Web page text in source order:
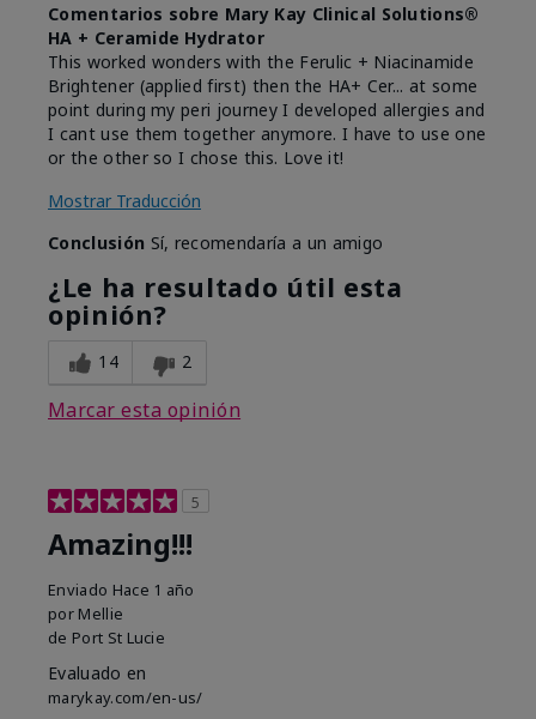
Comentarios sobre Mary Kay Clinical Solutions®
HA + Ceramide Hydrator
This worked wonders with the Ferulic + Niacinamide
Brightener (applied first) then the HA+ Cer... at some
point during my peri journey I developed allergies and
I cant use them together anymore. I have to use one
or the other so I chose this. Love it!
Mostrar Traducción
Conclusión Sí, recomendaría a un amigo
¿Le ha resultado útil esta
opinión?
14 2
Marcar esta opinión
5
Amazing!!!
Enviado Hace 1 año
por Mellie
de Port St Lucie
Evaluado en
marykay.com/en-us/